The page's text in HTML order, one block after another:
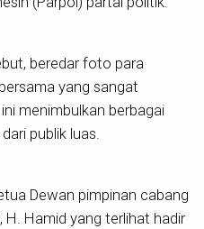
beredar foto para
yang sangat
menimbulkan berbagai
publik luas.
Dewan pimpinan cabang
H. Hamid yang terlihat hadir